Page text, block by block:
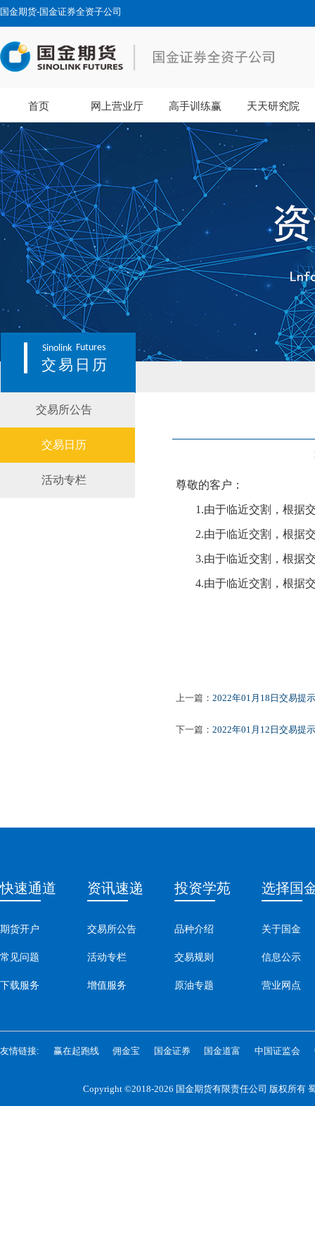
国金期货-国金证券全资子公司
首页 网上营业厅 高手训练赢 天天研究院
Sinolink Futures
交易日历
交易所公告
交易日历
活动专栏 尊敬的客户：
1.由于临近交割，根据
2.由于临近交割，根据
3.由于临近交割，根据
4.由于临近交割，根据
上一篇： 2022年01月18日交易提示
下一篇： 2022年01月12日交易提示
快速通道
期货开户
常见问题
下载服务
资讯速递
交易所公告
活动专栏
增值服务
投资学苑
品种介绍
交易规则
原油专题
选择国
关于国金
信息公示
营业网点
友情链接: 赢在起跑线 佣金宝 国金证券 国金道富 中国证监会
Copyright ©2018-2026 国金期货有限责任公司 版权所有